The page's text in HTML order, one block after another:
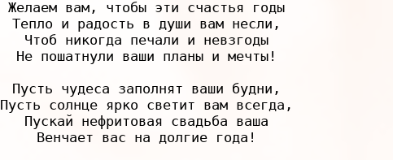
Желаем вам, чтобы эти счастья годы
Тепло и радость в души вам несли,
Чтоб никогда печали и невзгоды
Не пошатнули ваши планы и мечты!
Пусть чудеса заполнят ваши будни,
Пусть солнце ярко светит вам всегда,
Пускай нефритовая свадьба ваша